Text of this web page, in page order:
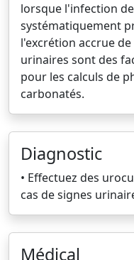
lorsque l'infection
systématiquement
l'excrétion accrue
urinaires sont des
pour les calculs de
carbonatés.
Diagnostic
• Effectuez des
cas de signes
Médical